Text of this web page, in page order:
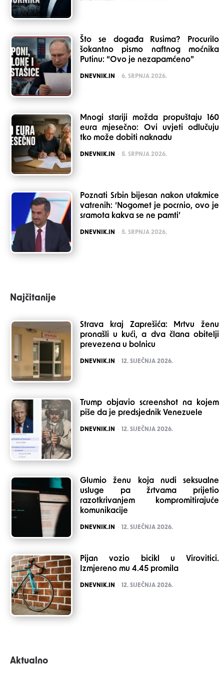
Što se događa Rusima? Procurilo
šokantno pismo naftnog moćnika
Putinu: “Ovo je nezapamćeno”
POSTED
DNEVNIK.IN 6. SRPNJA 2026.
Mnogi stariji možda propuštaju 160
eura mjesečno: Ovi uvjeti odlučuju
tko može dobiti naknadu
POSTED
DNEVNIK.IN 5. SRPNJA 2026.
Poznati Srbin bijesan nakon utakmice
vatrenih: ‘Nogomet je pocrnio, ovo je
sramota kakva se ne pamti’
POSTED
DNEVNIK.IN 5. SRPNJA 2026.
Najčitanije
Strava kraj Zaprešića: Mrtvu ženu
pronašli u kući, a dva člana obitelji
prevezena u bolnicu
POSTED
DNEVNIK.IN 12. SIJEČNJA 2026.
Trump objavio screenshot na kojem
piše da je predsjednik Venezuele
POSTED
DNEVNIK.IN 12. SIJEČNJA 2026.
Glumio ženu koja nudi seksualne
usluge pa žrtvama prijetio
razotkrivanjem kompromitirajuće
komunikacije
POSTED
DNEVNIK.IN 12. SIJEČNJA 2026.
Pijan vozio bicikl u Virovitici.
Izmjereno mu 4.45 promila
POSTED
DNEVNIK.IN 12. SIJEČNJA 2026.
Aktualno